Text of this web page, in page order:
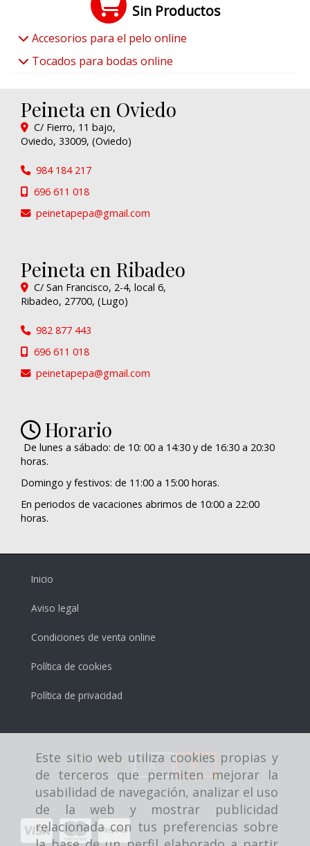
Este sitio web utiliza cookies propias y
de terceros que permiten mejorar la
usabilidad de navegación, analizar el uso
de la web y mostrar publicidad
relacionada con tus preferencias sobre
Sin Productos
Accesorios para el pelo online
Tocados para bodas online
Peineta en Oviedo
C/ Fierro, 11 bajo,
Oviedo, 33009, (Oviedo)
984 184 217
696 611 018
peinetapepa
gmail.com
Peineta en Ribadeo
C/ San Francisco, 2-4, local 6,
Ribadeo, 27700, (Lugo)
982 877 443
696 611 018
peinetapepa
gmail.com
Horario
De lunes a sábado: de 10: 00 a 14:30 y de 16:30 a 20:30
horas.
Domingo y festivos: de 11:00 a 15:00 horas.
En periodos de vacaciones abrimos de 10:00 a 22:00
horas.
Inicio
Aviso legal
Condiciones de venta online
Política de cookies
Política de privacidad